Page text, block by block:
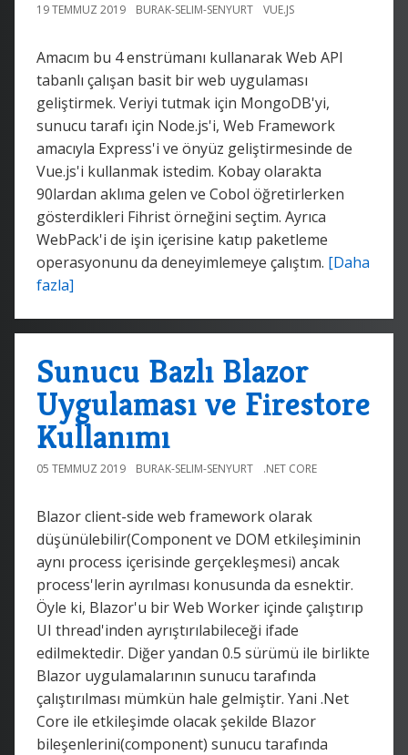
19 TEMMUZ 2019 BURAK-SELIM-SENYURT VUE.JS
Amacım bu 4 enstrümanı kullanarak Web API
tabanlı çalışan basit bir web uygulaması
geliştirmek. Veriyi tutmak için MongoDB'yi,
sunucu tarafı için Node.js'i, Web Framework
amacıyla Express'i ve önyüz geliştirmesinde de
Vue.js'i kullanmak istedim. Kobay olarakta
90lardan aklıma gelen ve Cobol öğretirlerken
gösterdikleri Fihrist örneğini seçtim. Ayrıca
WebPack'i de işin içerisine katıp paketleme
operasyonunu da deneyimlemeye çalıştım. [Daha
fazla]
Sunucu Bazlı Blazor
Uygulaması ve Firestore
Kullanımı
05 TEMMUZ 2019 BURAK-SELIM-SENYURT .NET CORE
Blazor client-side web framework olarak
düşünülebilir(Component ve DOM etkileşiminin
aynı process içerisinde gerçekleşmesi) ancak
process'lerin ayrılması konusunda da esnektir.
Öyle ki, Blazor'u bir Web Worker içinde çalıştırıp
UI thread'inden ayrıştırılabileceği ifade
edilmektedir. Diğer yandan 0.5 sürümü ile birlikte
Blazor uygulamalarının sunucu tarafında
çalıştırılması mümkün hale gelmiştir. Yani .Net
Core ile etkileşimde olacak şekilde Blazor
bileşenlerini(component) sunucu tarafında